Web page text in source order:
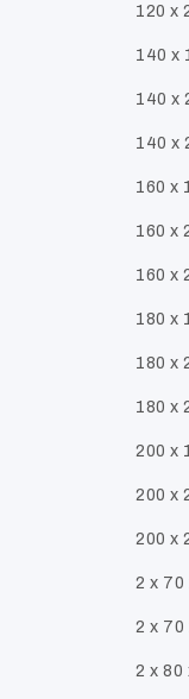
120 x
140 x
140 x
140 x
160 x
160 x
160 x
180 x
180 x
180 x
200 x
200 x
200 x
2 x 70
2 x 70
2 x 80